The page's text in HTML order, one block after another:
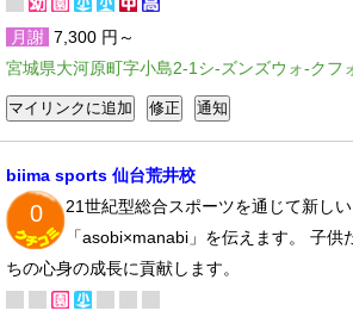
月謝 7,300 円～
宮城県大河原町字小島2-1シ-ズンズウォ-クフ
biima sports 仙台荒井校
0
21世紀型総合スポーツを通じて新しい
「asobi×manabi」を伝えます。 子供
ちの心身の成長に貢献します。